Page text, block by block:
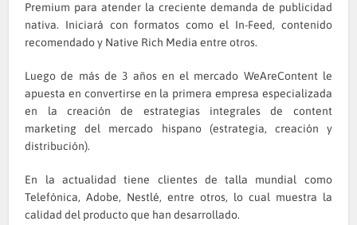
Premium para atender la creciente demanda de publicidad
nativa. Iniciará con formatos como el In-Feed, contenido
recomendado y Native Rich Media entre otros.
Luego de más de 3 años en el mercado WeAreContent le
apuesta en convertirse en la primera empresa especializada
en la creación de estrategias integrales de content
marketing del mercado hispano (estrategia, creación y
distribución).
En la actualidad tiene clientes de talla mundial como
Telefónica, Adobe, Nestlé, entre otros, lo cual muestra la
calidad del producto que han desarrollado.